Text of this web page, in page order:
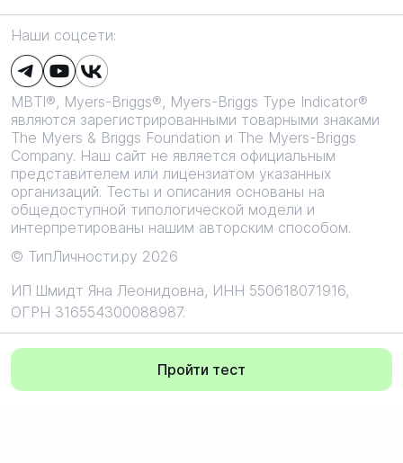
© ТипЛичности.ру 2026
ИП Шмидт Яна Леонидовна, ИНН 550618071916,
ОГРН 316554300088987.
исключительным авторским правом. Запрещено любое
Наши соцсети:
MBTI®, Myers-Briggs®, Myers-Briggs Type Indicator®
являются зарегистрированными товарными знаками
The Myers & Briggs Foundation и The Myers-Briggs
Company. Наш сайт не является официальным
представителем или лицензиатом указанных
организаций. Тесты и описания основаны на
общедоступной типологической модели и
интерпретированы нашим авторским способом.
Пройти тест